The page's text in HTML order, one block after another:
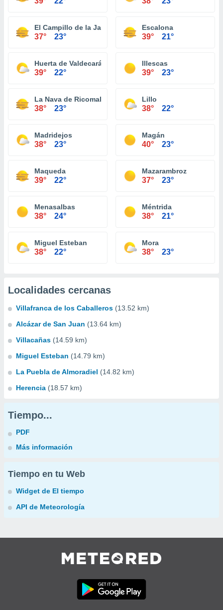
El Campillo de la Jara
37° 23°
Escalona
39° 21°
Huerta de Valdecarábanos
39° 22°
Illescas
39° 23°
La Nava de Ricomalillo
38° 23°
Lillo
38° 22°
Madridejos
38° 23°
Magán
40° 23°
Maqueda
39° 22°
Mazarambroz
37° 23°
Menasalbas
38° 24°
Méntrida
38° 21°
Miguel Esteban
38° 22°
Mora
38° 23°
Localidades cercanas
Villafranca de los Caballeros (13.52 km)
Alcázar de San Juan (13.64 km)
Villacañas (14.59 km)
Miguel Esteban (14.79 km)
La Puebla de Almoradiel (14.82 km)
Herencia (18.57 km)
Tiempo...
PDF
Más información
Tiempo en tu Web
Widget de El tiempo
API de Meteorología